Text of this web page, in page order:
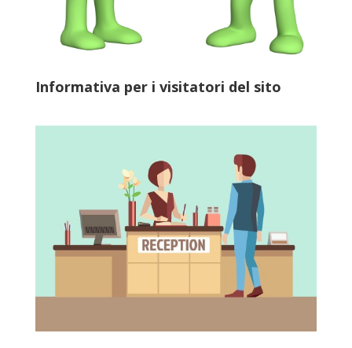
Informativa per i visitatori del sito